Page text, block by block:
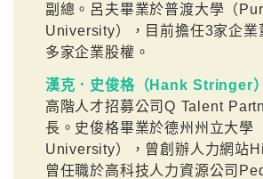
副總。呂夫畢業於普渡大學（
University），目前擔任3家企業
多家企業股權。
漢克．史俊格（Hank Stringer）
高階人才招募公司Q Talent
長。史俊格畢業於德州州立大學
University），曾創辦人力網站
曾任職於高科技人力資源公司